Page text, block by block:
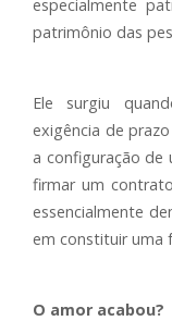
especialmente
patrimônio das
Ele surgiu
exigência de
a configuração de
firmar um
essencialmente
em constituir uma
O amor acabou?